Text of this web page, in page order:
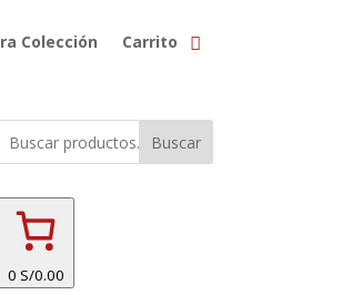
Colección
Carrito
Buscar
0 S/0.00